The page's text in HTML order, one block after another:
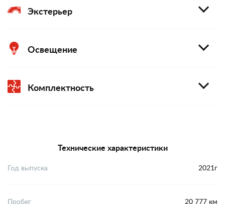
Экстерьер
Освещение
Комплектность
Технические характеристики
Год выпуска 2021г
Пробег 20 777 км